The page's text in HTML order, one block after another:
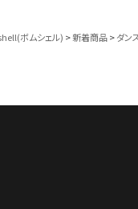
ボムシェル) 新着商品 ダン